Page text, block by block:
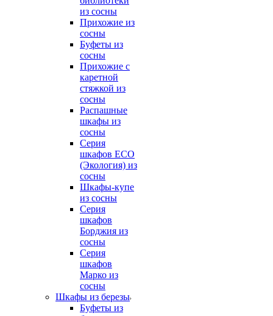
из сосны
Прихожие из
сосны
Буфеты из
сосны
Прихожие с
каретной
стяжкой из
сосны
Распашные
шкафы из
сосны
Серия
шкафов ECO
(Экология) из
сосны
Шкафы-купе
из сосны
Серия
шкафов
Борджия из
сосны
Серия
шкафов
Марко из
сосны
Шкафы из березы
Буфеты из